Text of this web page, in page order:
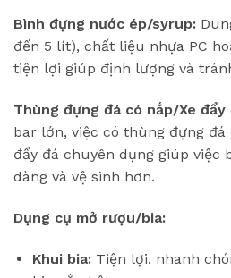
Bình đựng nước ép/syrup:
đến 5 lít), chất liệu nhựa PC
tiện lợi giúp định lượng và
Thùng đựng đá có nắp/Xe đẩy
bar lớn, việc có thùng đựng
đẩy đá chuyên dụng giúp việc
dàng và vệ sinh hơn.
Dụng cụ mở rượu/bia:
Khui bia:Tiện lợi, nhanh